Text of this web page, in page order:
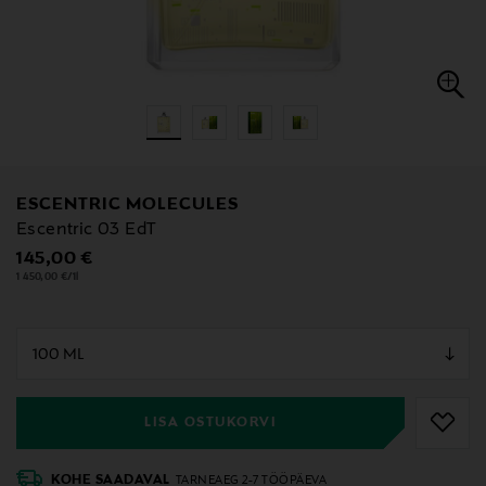
ESCENTRIC MOLECULES
Escentric 03 EdT
Original Price
145,00 €
1 450,00 €/1l
LISA OSTUKORVI
KOHE SAADAVAL TARNEAEG 2-7 TÖÖPÄEVA